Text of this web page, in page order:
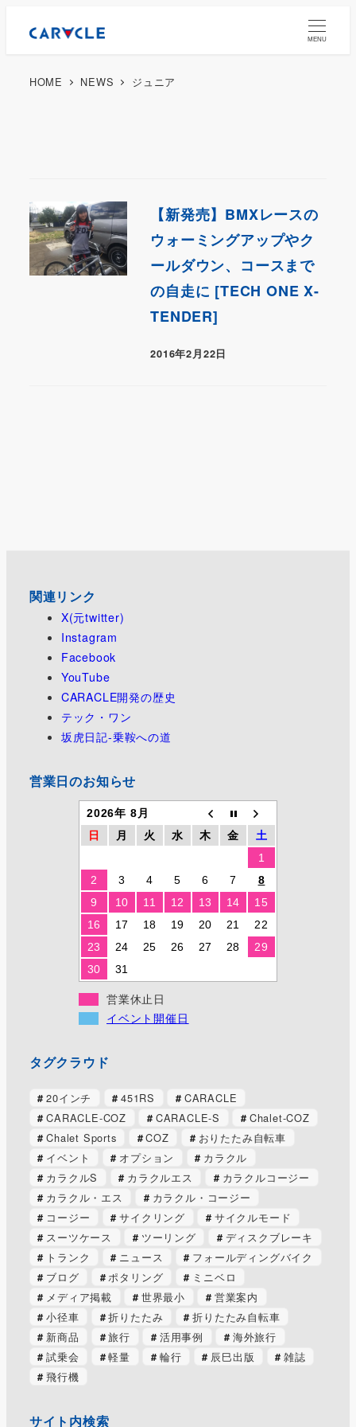
MENU
HOME NEWS ジュニア
【新発売】BMXレースの
ウォーミングアップやク
ールダウン、コースまで
の自走に [TECH ONE X-
TENDER]
2016年2月22日
関連リンク
X(元twitter)
Instagram
Facebook
YouTube
CARACLE開発の歴史
テック・ワン
坂虎日記-乗鞍への道
営業日のお知らせ
2026年 8月
日
月 火 水 木 金
土
1
2
3 4 5 6 7
8
9
10 11 12 13 14
15
16
17 18 19 20 21
22
23
24 25 26 27 28
29
30
31
営業休止日
イベント開催日
タグクラウド
20インチ 451RS
CARACLE
CARACLE-COZ
CARACLE-S
Chalet-COZ
Chalet Sports
COZ
おりたたみ自転車
イベント
オプション
カラクル
カラクルS
カラクルエス
カラクルコージー
カラクル・エス
カラクル・コージー
コージー
サイクリング
サイクルモード
スーツケース
ツーリング
ディスクブレーキ
トランク
ニュース
フォールディングバイク
ブログ
ポタリング
ミニベロ
メディア掲載
世界最小
営業案内
小径車
折りたたみ
折りたたみ自転車
新商品
旅行 活用事例
海外旅行
試乗会
軽量 輪行 辰巳出版
雑誌
飛行機
サイト内検索